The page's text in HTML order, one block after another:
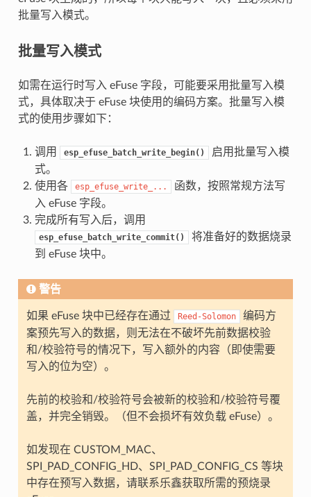
批量写入模式。
批量写入模式
如需在运行时写入 eFuse 字段，可能要采用批量写入模
式，具体取决于 eFuse 块使用的编码方案。批量写入模
式的使用步骤如下：
调用 esp_efuse_batch_write_begin()
启用批量写入模
式。
使用各
esp_efuse_write_...
函数，按照常规方法写
入 eFuse 字段。
完成所有写入后，调用
esp_efuse_batch_write_commit()
将准备好的数据烧录
到 eFuse 块中。
警告
如果 eFuse 块中已经存在通过 Reed-Solomon
编码方
案预先写入的数据，则无法在不破坏先前数据校验
和/校验符号的情况下，写入额外的内容（即使需要
写入的位为空）。
先前的校验和/校验符号会被新的校验和/校验符号覆
盖，并完全销毁。（但不会损坏有效负载 eFuse）。
如发现在 CUSTOM_MAC、
SPI_PAD_CONFIG_HD、SPI_PAD_CONFIG_CS 等块
中存在预写入数据，请联系乐鑫获取所需的预烧录